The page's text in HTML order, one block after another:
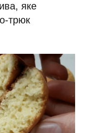
яке
трюк